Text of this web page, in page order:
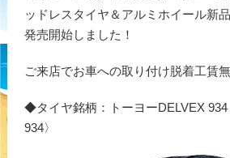
ッドレスタイヤ＆アルミホイール新
発売開始しました！
ご来店でお車への取り付け脱着工賃無
◆タイヤ銘柄：トーヨーDELVEX 934
934〉